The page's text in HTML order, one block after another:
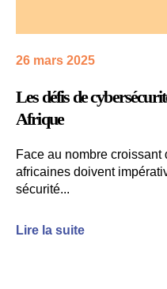
26 mars 2025
Les défis de
Afrique
Face au nombre
africaines doivent
sécurité...
Lire la suite